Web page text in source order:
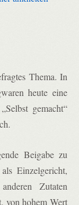
Thema. In
heute eine
gemacht“
Beigabe zu
Einzelgericht,
Zutaten
von hohem Wert